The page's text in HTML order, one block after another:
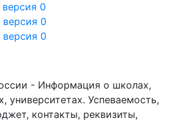
0
0
0
- Информация о школах,
университетах. Успеваемость,
контакты, реквизиты,